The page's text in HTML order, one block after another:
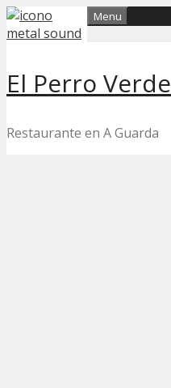
Skip
to
El Perro Verde
Restaurante en A Guarda
Menu